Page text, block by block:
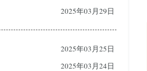
2025年03月29日
2025年03月25日
2025年03月24日